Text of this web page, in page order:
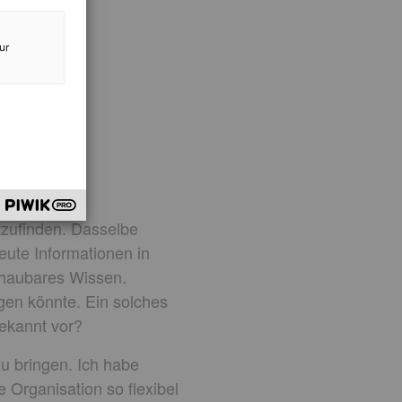
Dasselbe
Informationen in
Wissen.
könnte. Ein solches
vor?
bringen. Ich habe
Organisation so flexibel